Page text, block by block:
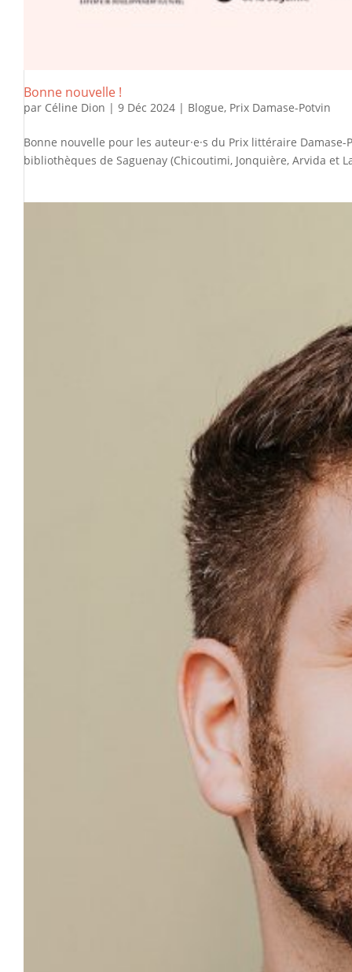
Bonne nouvelle !
par Céline Dion | 9 Déc 2024 | Blogue, Prix Damase-Potvin
Bonne nouvelle pour les auteur·e·s du Prix littéraire
bibliothèques de Saguenay (Chicoutimi, Jonquière, Arvida